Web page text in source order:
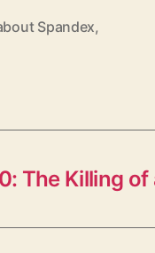
Spandex,
The Killing of